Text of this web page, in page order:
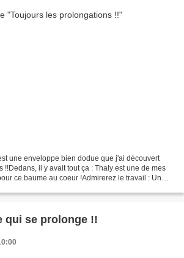
une enveloppe bien dodue que j'ai découvert
!!Dedans, il y avait tout ça : Thaly est une de mes
ce baume au coeur !Admirerez le travail : Un
qui se prolonge !!